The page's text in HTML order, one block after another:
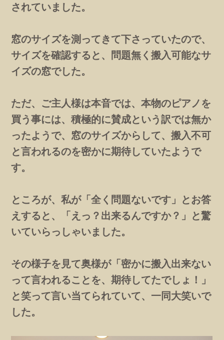
されていました。
窓のサイズを測ってきて下さっていたので、
サイズを確認すると、問題無く搬入可能なサ
イズの窓でした。
ただ、ご主人様は本音では、本物のピアノを
買う事には、積極的に賛成という訳では無か
ったようで、窓のサイズからして、搬入不可
と言われるのを密かに期待していたようで
す。
ところが、私が「全く問題ないです」とお答
えすると、「えっ？出来るんですか？」と驚
いていらっしゃいました。
その様子を見て奥様が「密かに搬入出来ない
って言われることを、期待してたでしょ！」
と笑って言い当てられていて、一同大笑いで
した。